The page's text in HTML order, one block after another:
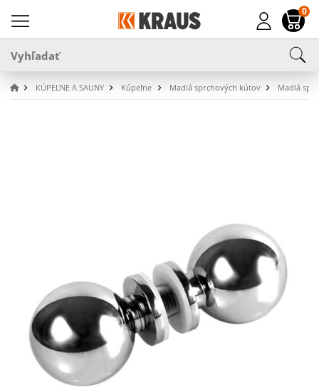
0
KÚPEĽNE A SAUNY Kúpeľne Madlá sprchových kútov Madlá